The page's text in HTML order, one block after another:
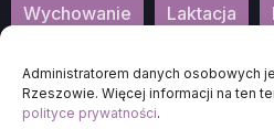
Administratorem danych osobowych
Rzeszowie. Więcej informacji na ten
polityce prywatności.
Wychowanie Laktacja